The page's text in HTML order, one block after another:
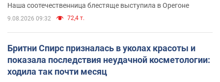
Наша соотечественница блестяще выступила в Орегоне
9.08.2026 09:32 72,4 т.
Бритни Спирс призналась в уколах красоты и
показала последствия неудачной косметологии:
ходила так почти месяц